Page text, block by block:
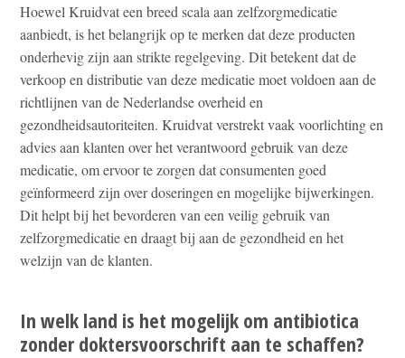
Hoewel Kruidvat een breed scala aan zelfzorgmedicatie
aanbiedt, is het belangrijk op te merken dat deze producten
onderhevig zijn aan strikte regelgeving. Dit betekent dat de
verkoop en distributie van deze medicatie moet voldoen aan de
richtlijnen van de Nederlandse overheid en
gezondheidsautoriteiten. Kruidvat verstrekt vaak voorlichting en
advies aan klanten over het verantwoord gebruik van deze
medicatie, om ervoor te zorgen dat consumenten goed
geïnformeerd zijn over doseringen en mogelijke bijwerkingen.
Dit helpt bij het bevorderen van een veilig gebruik van
zelfzorgmedicatie en draagt bij aan de gezondheid en het
welzijn van de klanten.
In welk land is het mogelijk om antibiotica
zonder doktersvoorschrift aan te schaffen?